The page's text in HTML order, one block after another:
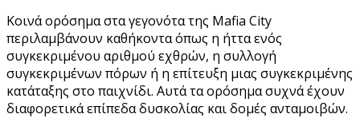
Κοινά ορόσημα στα γεγονότα της Mafia City
περιλαμβάνουν καθήκοντα όπως η ήττα ενός
συγκεκριμένου αριθμού εχθρών, η συλλογή
συγκεκριμένων πόρων ή η επίτευξη μιας συγκεκριμένης
κατάταξης στο παιχνίδι. Αυτά τα ορόσημα συχνά έχουν
διαφορετικά επίπεδα δυσκολίας και δομές ανταμοιβών.